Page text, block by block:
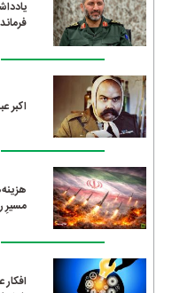
اکبر
مسیرِ